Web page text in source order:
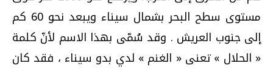
مستوى سطح البحر بشمال سيناء ويبعد نحو 60 كم
إلى جنوب العريش . وقد سُمّى بهذا الاسم لأنّ كلمة
« الحلال » تعنى « الغنم » لدي بدو سيناء ، فقد كان